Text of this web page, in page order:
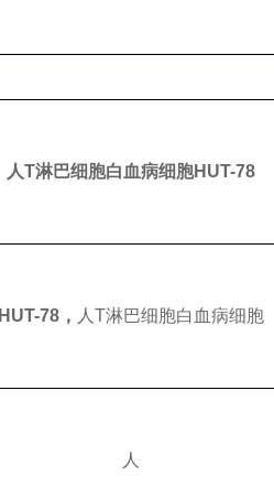
人T淋巴细胞白血病细胞HUT-78
HUT-78， 人T淋巴细胞白血病细胞
人